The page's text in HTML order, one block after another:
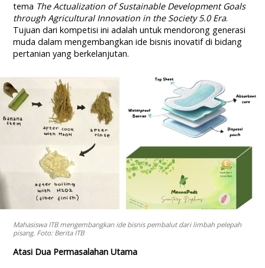
tema The Actualization of Sustainable Development Goals
through Agricultural Innovation in the Society 5.0 Era.
Tujuan dari kompetisi ini adalah untuk mendorong generasi
muda dalam mengembangkan ide bisnis inovatif di bidang
pertanian yang berkelanjutan.
Mahasiswa ITB mengembangkan ide bisnis pembalut dari limbah pelepah
pisang. Foto: Berita ITB
Atasi Dua Permasalahan Utama